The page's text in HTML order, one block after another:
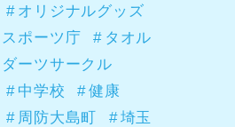
オリジナルグッズ
スポーツ庁
タオル
ダーツサークル
中学校
健康
周防大島町
埼玉